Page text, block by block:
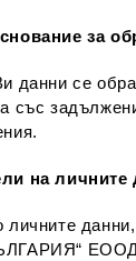
за
данни се
със
на личните
личните
ЕООД.